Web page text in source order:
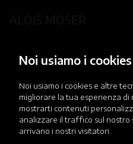
Noi usiamo i cookies
Noi usiamo i cookies e altre
migliorare la tua esperienza
mostrarti contenuti
analizzare il traffico sul nostro
arrivano i nostri visitatori.